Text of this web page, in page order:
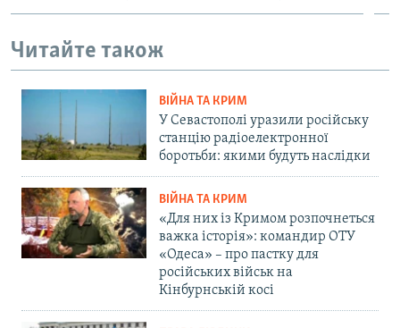
Читайте також
ВІЙНА ТА КРИМ
У Севастополі уразили російську
станцію радіоелектронної
боротьби: якими будуть наслідки
ВІЙНА ТА КРИМ
«Для них із Кримом розпочнеться
важка історія»: командир ОТУ
«Одеса» – про пастку для
російських військ на
Кінбурнській косі